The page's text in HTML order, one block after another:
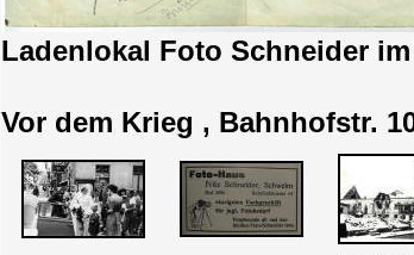
Ladenlokal Foto Schneider
Vor dem Krieg , Bahnhofstr.